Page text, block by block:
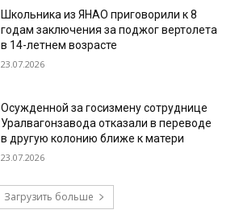
Школьника из ЯНАО приговорили к 8
годам заключения за поджог вертолета
в 14-летнем возрасте
23.07.2026
Осужденной за госизмену сотруднице
Уралвагонзавода отказали в переводе
в другую колонию ближе к матери
23.07.2026
Загрузить больше